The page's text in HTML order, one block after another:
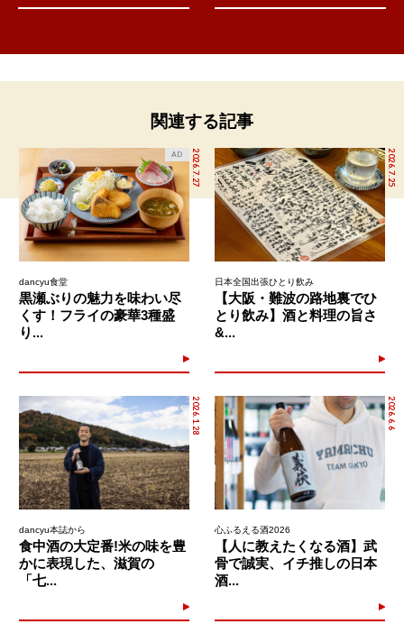
関連する記事
2026.7.27
AD
dancyu食堂
黒瀬ぶりの魅力を味わい尽
くす！フライの豪華3種盛
り...
2026.7.25
日本全国出張ひとり飲み
【大阪・難波の路地裏でひ
とり飲み】酒と料理の旨さ
&...
2026.1.28
dancyu本誌から
食中酒の大定番!米の味を豊
かに表現した、滋賀の
「七...
2026.6.6
心ふるえる酒2026
【人に教えたくなる酒】武
骨で誠実、イチ推しの日本
酒...